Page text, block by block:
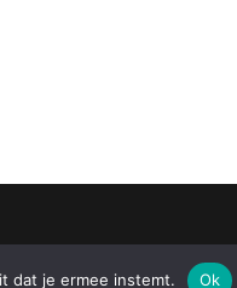
Fabulous
dat je ermee instemt. Ok